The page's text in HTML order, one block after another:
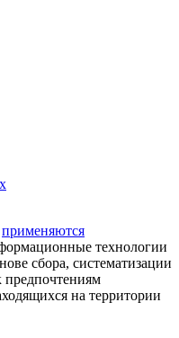
применяются
технологии
сбора, систематизации
предпочтениям
на территории